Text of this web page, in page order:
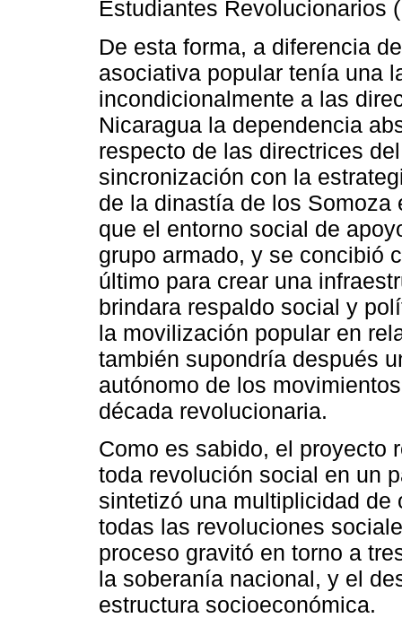
Estudiantes Revolucionarios
De esta forma, a diferencia
asociativa popular tenía una
incondicionalmente a las
Nicaragua la dependencia
respecto de las directrices
sincronización con la
de la dinastía de los
que el entorno social de
grupo armado, y se concibió
último para crear una
brindara respaldo social y
la movilización popular en
también supondría después
autónomo de los
década revolucionaria.
Como es sabido, el proyecto
toda revolución social en un
sintetizó una multiplicidad de
todas las revoluciones
proceso gravitó en torno a
la soberanía nacional, y el
estructura socioeconómica.